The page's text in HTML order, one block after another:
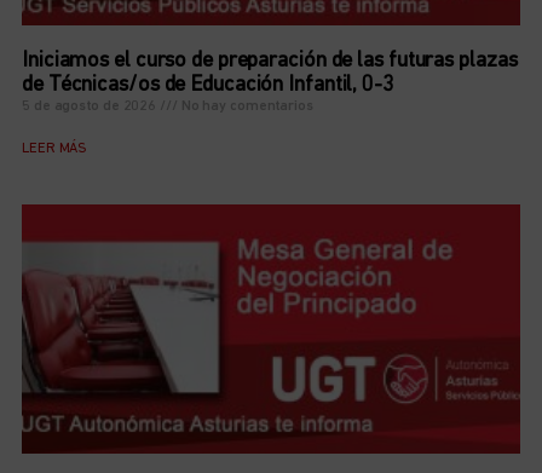
Iniciamos el curso de preparación de las futuras plazas
de Técnicas/os de Educación Infantil, 0-3
5 de agosto de 2026 No hay comentarios
LEER MÁS